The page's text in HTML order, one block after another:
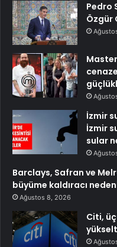
Pedro
Özgür
İzmir
İzmir
sular
Barclays, Safran ve
büyüme kaldıracı
Ağustos 8, 2026
Citi,